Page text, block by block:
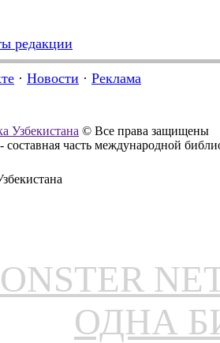
редакции
· Новости · Реклама
Узбекистана © Все права защищены
часть международной
ОДНА